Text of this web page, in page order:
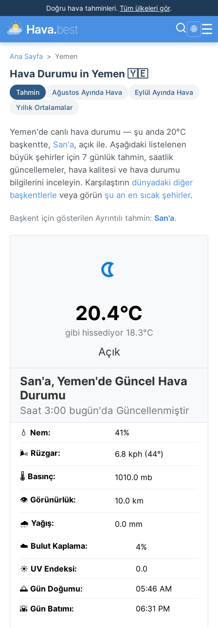
Doğru hava tahminleri. Tüm ülkeleri gör.
Hava.best 🌐 ☰
Ana Sayfa > Yemen
Hava Durumu in Yemen 🇾🇪
Tahmin Ağustos Ayında Hava
Eylül Ayında Hava
Yıllık Ortalamalar
Yemen'de canlı hava durumu — şu anda 20°C
başkentte, San'a, açık ile. Aşağıdaki listelenen
büyük şehirler için 7 günlük tahmin, saatlik
güncellemeler, hava kalitesi ve hava durumu
bilgilerini inceleyin. Karşılaştırın dünyadaki diğer
başkentlerle veya görün şu an en sıcak şehirler.
Başkent için gösterilen Ayrıntılı tahmin: San'a.
20.4°C
gibi hissediyor 18.3°C
Açık
San'a, Yemen'de Güncel Hava
Durumu
Saat 3:00 bugün'da Güncellenmiştir
💧 Nem: 41%
🌬️ Rüzgar: 6.8 kph (44°)
🌡️ Basınç: 1010.0 mb
👁️ Görünürlük: 10.0 km
🌧️ Yağış: 0.0 mm
☁️ Bulut Kaplama: 4%
☀️ UV Endeksi: 0.0
🌅 Gün Doğumu: 05:46 AM
🌇 Gün Batımı: 06:31 PM